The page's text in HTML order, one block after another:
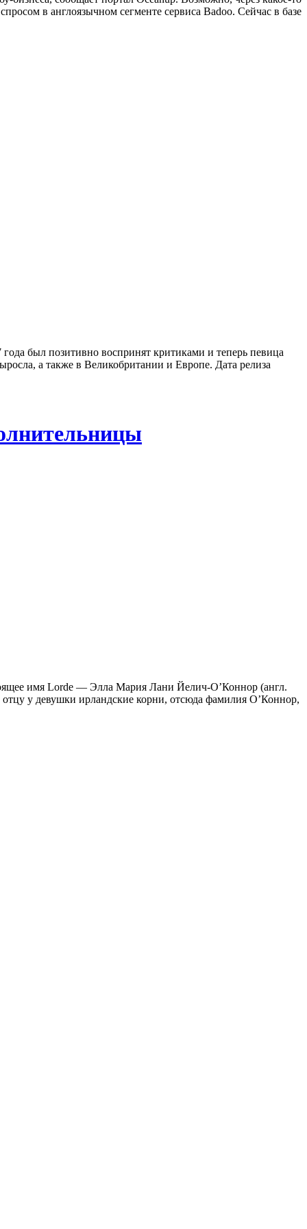
в англоязычном сегменте сервиса Badoo. Сейчас в базе
был позитивно воспринят критиками и теперь певица
а также в Великобритании и Европе. Дата релиза
имя Lorde — Элла Мария Лани Йелич-О’Коннор (англ.
у девушки ирландские корни, отсюда фамилия О’Коннор,